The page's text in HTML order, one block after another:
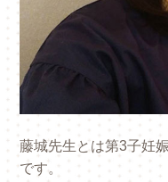
藤城先生とは第3子妊
です。